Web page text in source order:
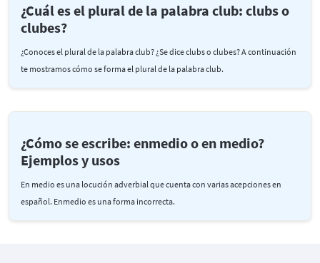
¿Cuál es el plural de la palabra club: clubs o
clubes?
¿Conoces el plural de la palabra club? ¿Se dice clubs o clubes? A continuación
te mostramos cómo se forma el plural de la palabra club.
¿Cómo se escribe: enmedio o en medio?
Ejemplos y usos
En medio es una locución adverbial que cuenta con varias acepciones en
español. Enmedio es una forma incorrecta.